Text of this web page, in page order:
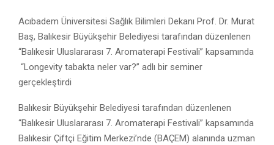
Acıbadem Üniversitesi Sağlık Bilimleri Dekanı Prof. Dr. Murat
Baş, Balıkesir Büyükşehir Belediyesi tarafından düzenlenen
“Balıkesir Uluslararası 7. Aromaterapi Festivali” kapsamında
“Longevity tabakta neler var?” adlı bir seminer
gerçekleştirdi
Balıkesir Büyükşehir Belediyesi tarafından düzenlenen
“Balıkesir Uluslararası 7. Aromaterapi Festivali” kapsamında
Balıkesir Çiftçi Eğitim Merkezi’nde (BAÇEM) alanında uzman